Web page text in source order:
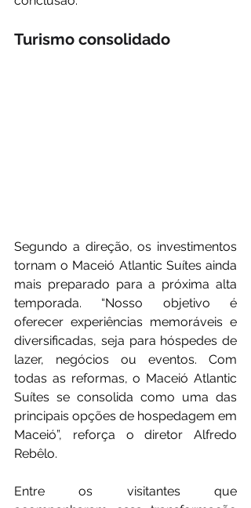
Turismo consolidado
Segundo a direção, os investimentos
tornam o Maceió Atlantic Suítes ainda
mais preparado para a próxima alta
temporada. “Nosso objetivo é
oferecer experiências memoráveis e
diversificadas, seja para hóspedes de
lazer, negócios ou eventos. Com
todas as reformas, o Maceió Atlantic
Suítes se consolida como uma das
principais opções de hospedagem em
Maceió”, reforça o diretor Alfredo
Rebêlo.
Entre os visitantes que